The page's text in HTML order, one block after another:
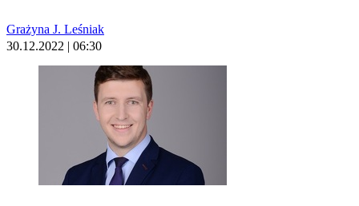
Grażyna J. Leśniak
30.12.2022 | 06:30